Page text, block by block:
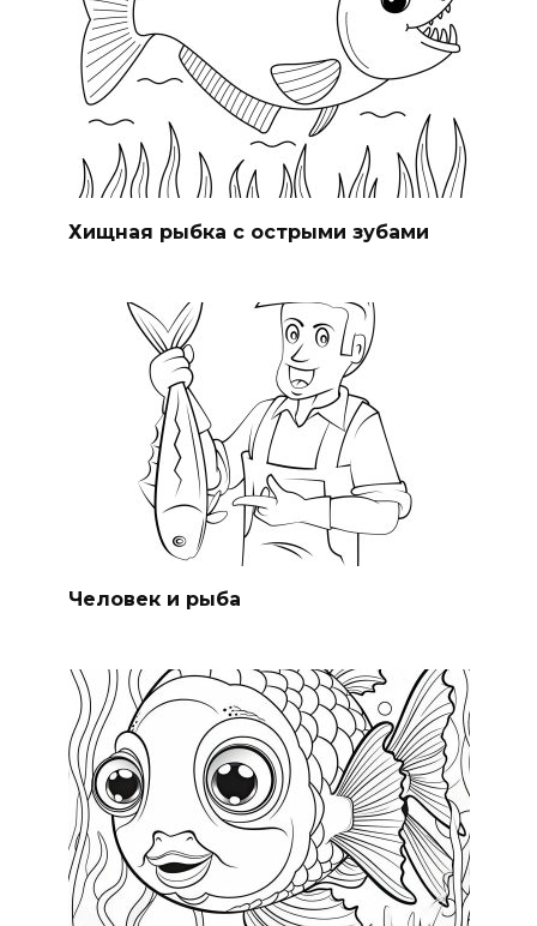
Хищная рыбка с острыми зубами
Человек и рыба